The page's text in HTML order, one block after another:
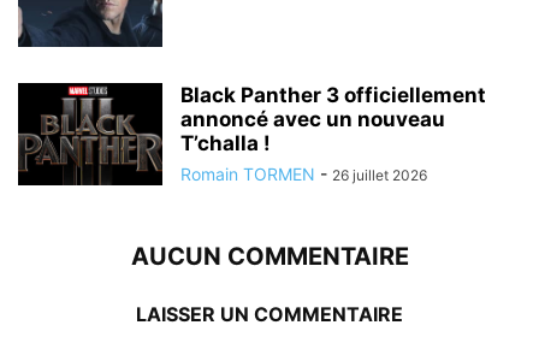
Black Panther 3 officiellement
annoncé avec un nouveau
T’challa !
Romain TORMEN - 26 juillet 2026
AUCUN COMMENTAIRE
LAISSER UN COMMENTAIRE